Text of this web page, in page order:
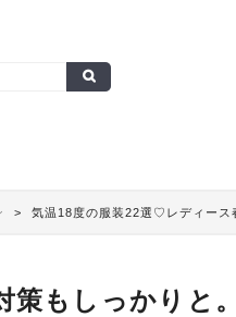
気温18度の服装22選♡レディース
策もしっかりと